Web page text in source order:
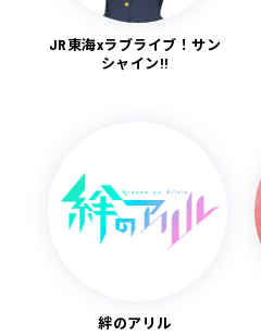
JR東海xラブライブ！サン
シャイン!!
絆のアリル